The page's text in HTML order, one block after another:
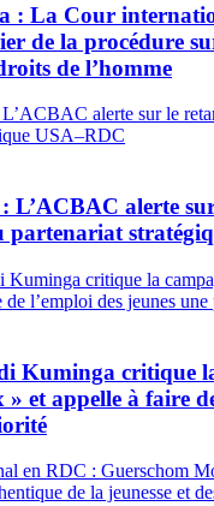
: La Cour
de la procédure
de l’homme
L’ACBAC alerte
Kuminga critique
» et appelle à faire